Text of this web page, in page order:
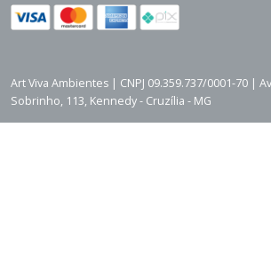
Art Viva Ambientes | CNPJ 09.359.737/0001-70 |
Sobrinho, 113, Kennedy - Cruzília - MG